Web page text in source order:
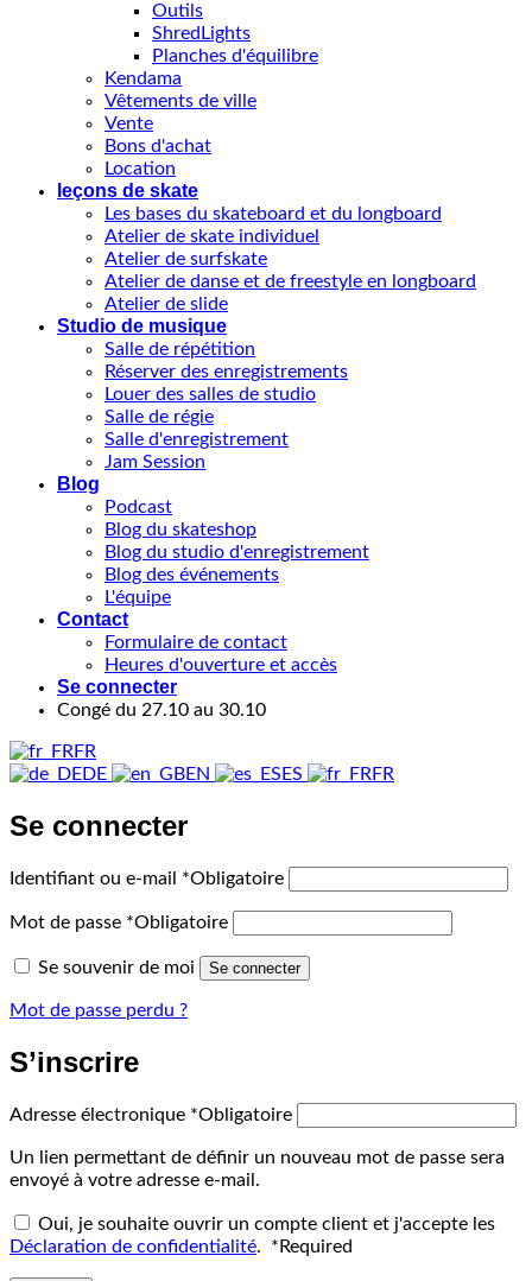
Outils
ShredLights
Planches d'équilibre
Kendama
Vêtements de ville
Vente
Bons d'achat
Location
leçons de skate
Les bases du skateboard et du longboard
Atelier de skate individuel
Atelier de surfskate
Atelier de danse et de freestyle en longboard
Atelier de slide
Studio de musique
Salle de répétition
Réserver des enregistrements
Louer des salles de studio
Salle de régie
Salle d'enregistrement
Jam Session
Blog
Podcast
Blog du skateshop
Blog du studio d'enregistrement
Blog des événements
L'équipe
Contact
Formulaire de contact
Heures d'ouverture et accès
Se connecter
Congé du 27.10 au 30.10
FR
DE
EN ES FR
Se connecter
Identifiant ou e-mail *Obligatoire
Mot de passe *Obligatoire
Se souvenir de moi Se connecter
Mot de passe perdu ?
S’inscrire
Adresse électronique *Obligatoire
Un lien permettant de définir un nouveau mot de passe sera
envoyé à votre adresse e-mail.
Oui, je souhaite ouvrir un compte client et j'accepte les
Déclaration de confidentialité. * Required